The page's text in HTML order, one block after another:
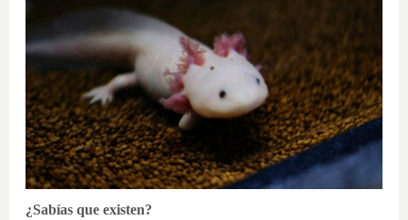
¿Sabías que existen?